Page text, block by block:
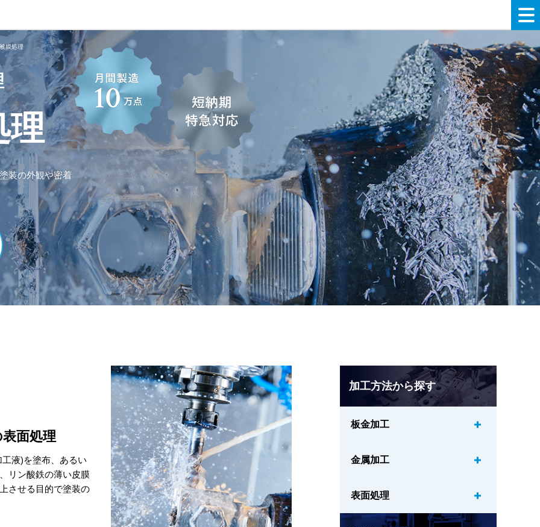
膜処理
理
装の外観や密着
面処理
液)を塗布、あるい
リン酸鉄の薄い皮膜
させる目的で塗装の
加工方法から探す
板金加工
金属加工
表面処理